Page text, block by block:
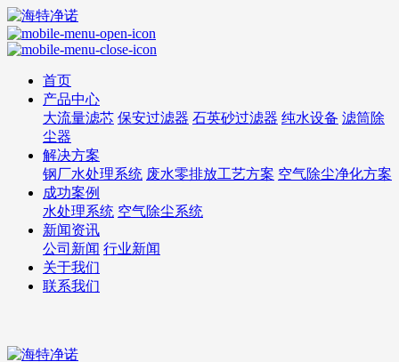
首页
产品中心
大流量滤芯 保安过滤器 石英砂过滤器 纯水设备 滤筒除
尘器
解决方案
钢厂水处理系统 废水零排放工艺方案 空气除尘净化方案
成功案例
水处理系统 空气除尘系统
新闻资讯
公司新闻 行业新闻
关于我们
联系我们